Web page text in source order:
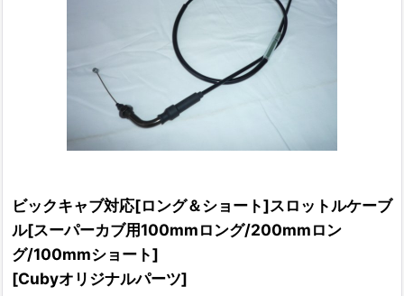
ビックキャブ対応[ロング＆ショート]スロットルケーブ
ル[スーパーカブ用100mmロング/200mmロン
グ/100mmショート]
[Cubyオリジナルパーツ]